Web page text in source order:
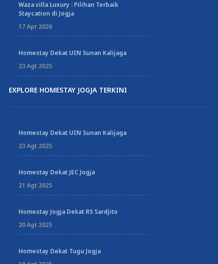
Waza villa Luxury : Pilihan Terbaik
Staycation di Jogja
17 Apr 2026
Homestay Dekat UIN Sunan Kalijaga
23 Agt 2025
EXPLORE HOMESTAY JOGJA TERKINI
Homestay Dekat UIN Sunan Kalijaga
23 Agt 2025
Homestay Dekat JEC Jogja
21 Agt 2025
Homestay Jogja Dekat RS Sardjito
20 Agt 2025
Homestay Dekat Tugu Jogja